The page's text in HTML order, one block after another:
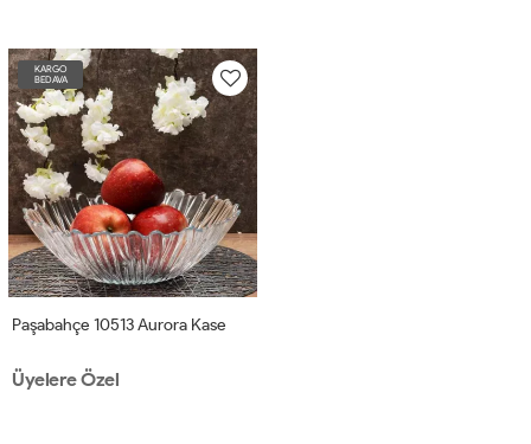
KARGO
BEDAVA
Paşabahçe 10513 Aurora Kase
Üyelere Özel